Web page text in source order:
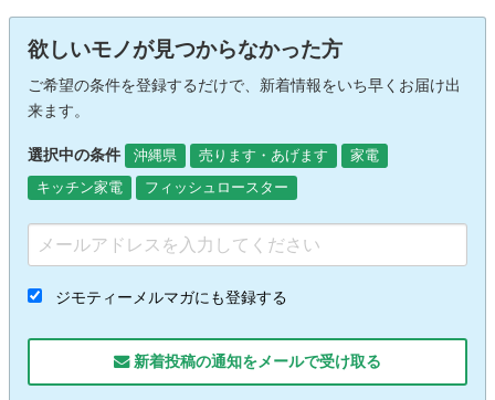
欲しいモノが見つからなかった方
ご希望の条件を登録するだけで、新着情報をいち早くお届け出
来ます。
選択中の条件 沖縄県 売ります・あげます
家電
キッチン家電
フィッシュロースター
ジモティーメルマガにも登録する
新着投稿の通知をメールで受け取る